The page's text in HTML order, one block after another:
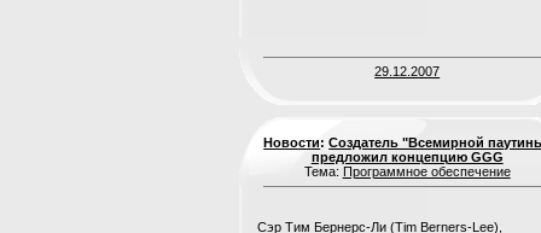
29.12.2007
Новости:Создатель "Всемирной
предложил концепцию GGG
Тема: Программное обеспечение
Сэр Тим Бернерс-Ли (Tim Berners-Lee),